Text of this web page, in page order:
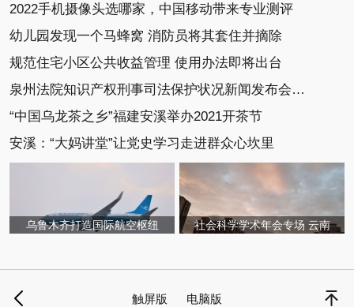
2022手机摄像头选哪家，中国移动带来专业测评
幼儿园发现一个马蜂窝 消防员将其套住并摘除
规范住宅小区公共收益管理 使用办法即将出台
泉州法院知识产权刑事司法保护状况新闻发布会召开
“中国乌龙茶之乡”福建安溪举办2021开茶节
安溪：“大妈讲堂”让党史学习走进群众心坎里
乌鲁木齐打造国际航空枢纽 社会科学学术年会专场 云南
触屏版 电脑版